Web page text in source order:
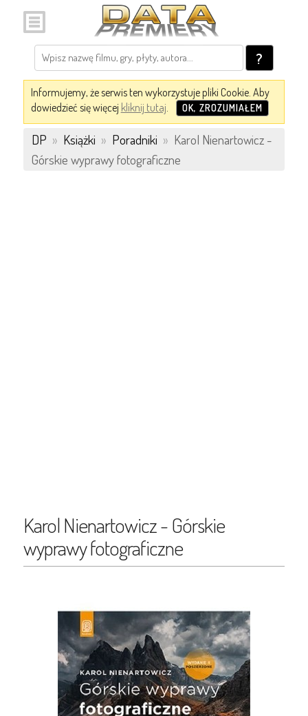
?
Informujemy, że serwis ten wykorzystuje pliki Cookie. Aby
dowiedzieć się więcej kliknij tutaj. OK, ZROZUMIAŁEM
DP » Książki » Poradniki » Karol Nienartowicz -
Górskie wyprawy fotograficzne
Karol Nienartowicz - Górskie
wyprawy fotograficzne